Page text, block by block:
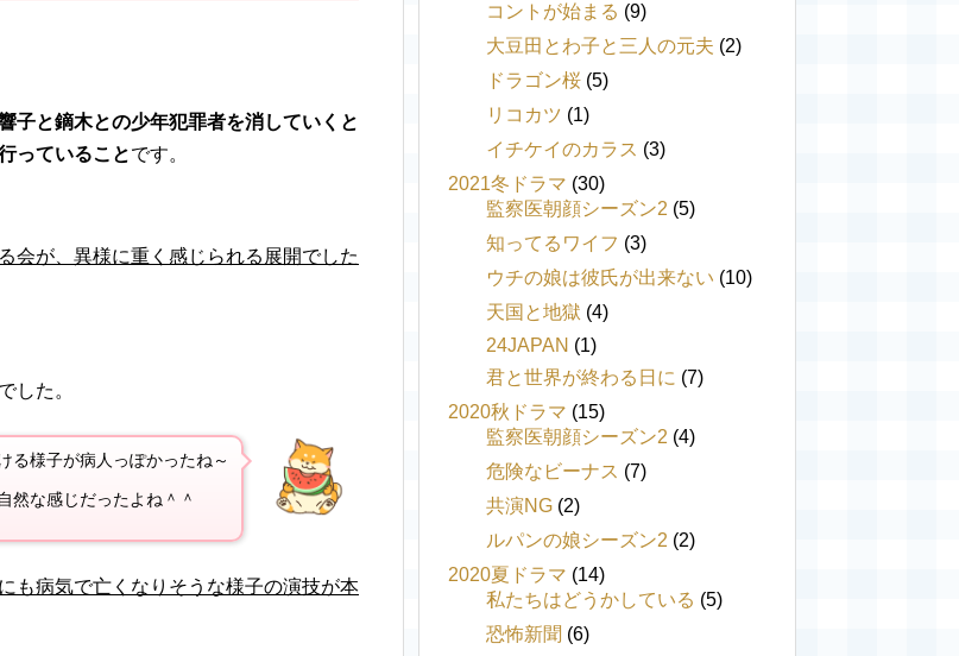
子と鏑木との少年犯罪者を消していくと
っていることです。
会が、異様に重く感じられる展開でした
でした。
る様子が病人っぽかったね～
然な感じだったよね＾＾
も病気で亡くなりそうな様子の演技が本
コントが始まる (9)
大豆田とわ子と三人の元夫 (2)
ドラゴン桜 (5)
リコカツ (1)
イチケイのカラス (3)
2021冬ドラマ (30)
監察医朝顔シーズン2 (5)
知ってるワイフ (3)
ウチの娘は彼氏が出来ない (10)
天国と地獄 (4)
24JAPAN (1)
君と世界が終わる日に (7)
2020秋ドラマ (15)
監察医朝顔シーズン2 (4)
危険なビーナス (7)
共演NG (2)
ルパンの娘シーズン2 (2)
2020夏ドラマ (14)
私たちはどうかしている (5)
恐怖新聞 (6)